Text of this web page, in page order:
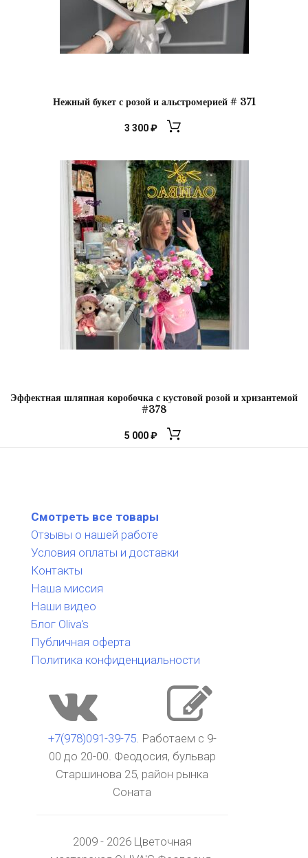
Нежный букет с розой и альстромерией # 371
3 300₽
Эффектная шляпная коробочка с кустовой розой и хризантемой
#378
5 000₽
Смотреть все товары
Отзывы о нашей работе
Условия оплаты и доставки
Контакты
Наша миссия
Наши видео
Блог Oliva's
Публичная оферта
Политика конфиденциальности
+7(978)091-39-75. Работаем с 9-
00 до 20-00. Феодосия, бульвар
Старшинова 25, район рынка
Соната
2009 - 2026 Цветочная